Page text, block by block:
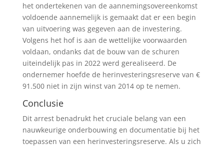
het ondertekenen van de aannemingsovereenkomst
voldoende aannemelijk is gemaakt dat er een begin
van uitvoering was gegeven aan de investering.
Volgens het hof is aan de wettelijke voorwaarden
voldaan, ondanks dat de bouw van de schuren
uiteindelijk pas in 2022 werd gerealiseerd. De
ondernemer hoefde de herinvesteringsreserve van €
91.500 niet in zijn winst van 2014 op te nemen.
Conclusie
Dit arrest benadrukt het cruciale belang van een
nauwkeurige onderbouwing en documentatie bij het
toepassen van een herinvesteringsreserve. Als u zich